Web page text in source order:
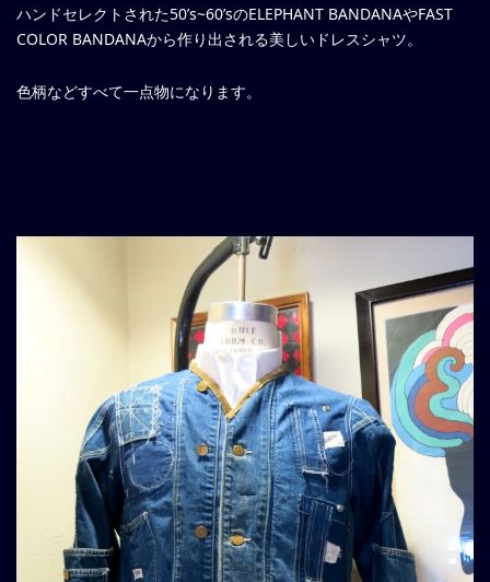
ハンドセレクトされた50’s~60’sのELEPHANT BANDANAやFAST
COLOR BANDANAから作り出される美しいドレスシャツ。
色柄などすべて一点物になります。